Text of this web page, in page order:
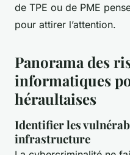
de TPE ou de PME
pour attirer l’attention.
Panorama des
informatiques
héraultaises
Identifier les
infrastructure